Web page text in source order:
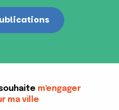
m'engager
ma ville